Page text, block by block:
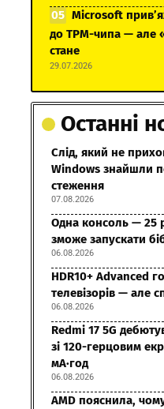
Microsoft
до TPM-чипа — але
стане
29.07.2026
Останні
Слід, який не
Windows знайшли
стеження
07.08.2026
Одна консоль — 25
зможе запускати
06.08.2026
HDR10+ Advanced
телевізорів — але
06.08.2026
Redmi 17 5G
зі 120-герцовим
мА·год
06.08.2026
AMD пояснила,